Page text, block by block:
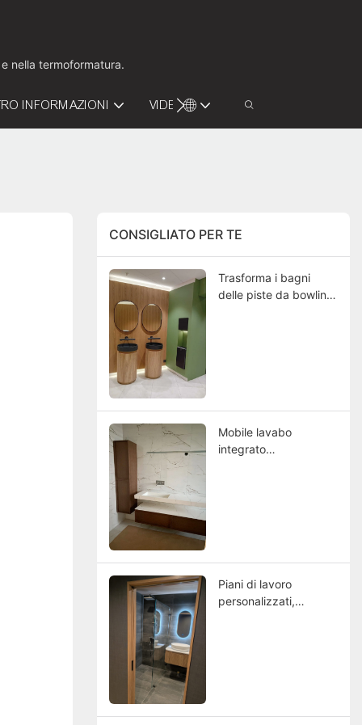
nella termoformatura.
INFORMAZIONI VIDEO CONTATTACI
CONSIGLIATO PER TE
Trasforma i bagni
delle piste da bowling
Mobile lavabo
integrato
Piani di lavoro
personalizzati,